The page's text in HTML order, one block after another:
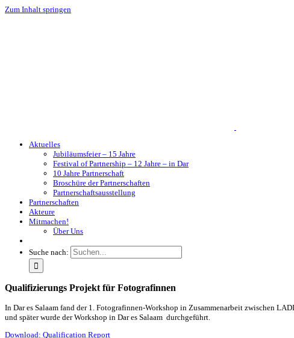
Zum Inhalt springen
Aktuelles
Jubiläumsfeier – 15 Jahre
Festival of Partnership – 12 Jahre – in Dar
10 Jahre Partnerschaft
Broschüre der Partnerschaften
Partnerschaftsausstellung
Partnerschaften
Akteure
Mitmachen!
Über Uns
Suche nach:
Qualifizierungs Projekt für Fotografinnen
In Dar es Salaam fand der 1. Fotografinnen-Workshop in Zusammenarbeit zwischen
und später wurde der Workshop in Dar es Salaam durchgeführt.
Download: Qualification Report